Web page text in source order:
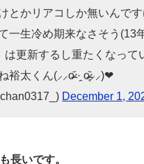
とかリアコしか無いんです
一生冷め期来なさそう(13
は更新するし重たくなっ
裕太くん(⸝⸝o̴̶̷᷄ ·̭ o̴̶̷̥᷅⸝⸝)❤︎
December 1,
長いです。